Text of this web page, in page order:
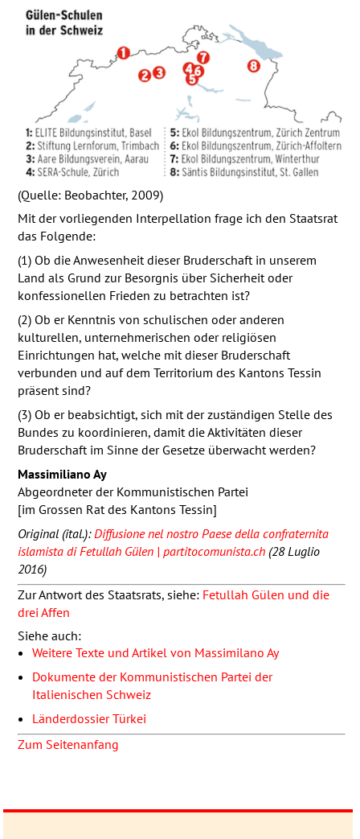
(Quelle: Beobachter, 2009)
Mit der vorliegenden Interpellation frage ich den Staatsrat
das Folgende:
(1) Ob die Anwesenheit dieser Bruderschaft in unserem
Land als Grund zur Besorgnis über Sicherheit oder
konfessionellen Frieden zu betrachten ist?
(2) Ob er Kenntnis von schulischen oder anderen
kulturellen, unternehmerischen oder religiösen
Einrichtungen hat, welche mit dieser Bruderschaft
verbunden und auf dem Territorium des Kantons Tessin
präsent sind?
(3) Ob er beabsichtigt, sich mit der zuständigen Stelle des
Bundes zu koordinieren, damit die Aktivitäten dieser
Bruderschaft im Sinne der Gesetze überwacht werden?
Massimiliano Ay
Abgeordneter der Kommunistischen Partei
[im Grossen Rat des Kantons Tessin]
Original (ital.): Diffusione nel nostro Paese della confraternita
islamista di Fetullah Gülen | partitocomunista.ch(28 Luglio
2016)
Zur Antwort des Staatsrats, siehe: Fetullah Gülen und die
drei Affen
Siehe auch:
Weitere Texte und Artikel von Massimilano Ay
Dokumente der Kommunistischen Partei der
Italienischen Schweiz
Länderdossier Türkei
Zum Seitenanfang